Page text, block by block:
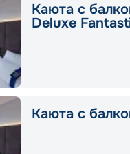
Каюта с
Deluxe
Каюта с